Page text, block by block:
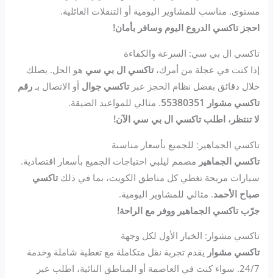
مستوى. مناسب للمشاوير اليومية أو التنقلات العائلية.
احجز تاكسي الدروع اليوم وسافر بأمان!
تاكسي ال بي سي: السرعة والكفاءة
إذا كنت في عجلة من أمرك،تاكسي ال بي سي هو الحل. يصلك
خلال دقائق بفضل نظام الحجز عبرتاكسي جوال أو الاتصال بـرقم
تاكسي مشوار 55380351
. مثالي للمواعيد الضيقة.
لا تنتظر، اطلب تاكسي ال بي سي الآن!
تاكسي الجماهير: للجميع بأسعار مناسبة
تاكسي الجماهير مصمم ليلبي احتياجات الجميع بأسعار اقتصادية.
سيارات مريحة تغطي كل مناطق الكويت، بما في ذلكتاكسي
صباح الأحمد. مثالي للمشاوير اليومية.
جرّب تاكسي الجماهير ووفر مع الراحة!
تاكسي مشوار: الخيار الأول لكل وجهة
تاكسي مشوار يقدم تجربة نقل متكاملة مع تغطية شاملة وخدمة
24/7. سواء كنت في العاصمة أو المناطق النائية، اطلب عبر